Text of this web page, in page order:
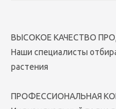
ВЫСОКОЕ КАЧЕСТВО
Наши специалисты
растения
ПРОФЕССИОНАЛЬНАЯ